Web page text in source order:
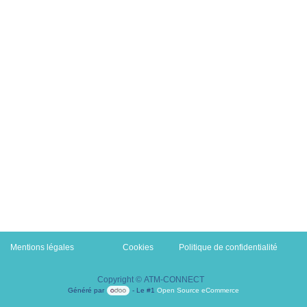
Mentions légales Cookies ​Politique de confidentialité
Copyright © ATM-CONNECT
Généré par - Le #1 Open Source eCommerce